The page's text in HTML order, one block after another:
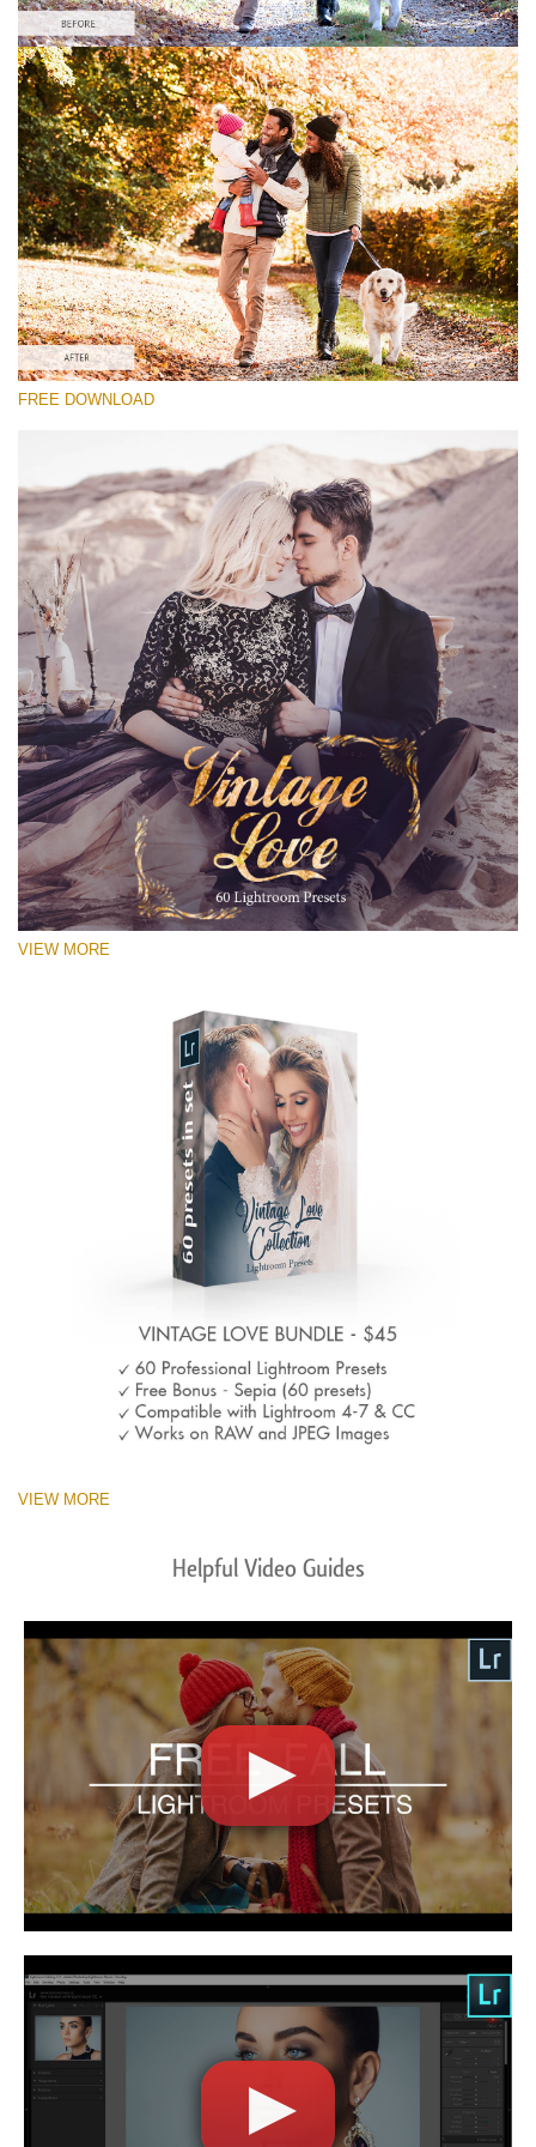
Выберите Вариант
Lightroom Fall Preset #24
Vintage Love
(60 Lr Presets)
Wedding Collection
(400 Lr Presets)
Entire Collection
(2067 Lr Presets)
Скачать Бесплатно
FREE DOWNLOAD
VIEW MORE
VIEW MORE
Helpful Video Guides